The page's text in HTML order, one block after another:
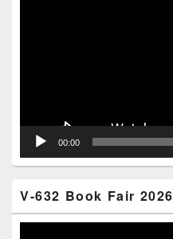
00:00
V-632 Book Fair 2026